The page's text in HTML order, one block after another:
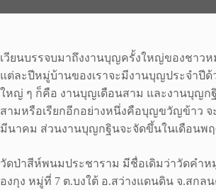
เวียนบรรจบมาถึงงานบุญครั้งใหญ่ของชาวห
แต่ละปีหมู่บ้านของเราจะมีงานบุญประจำปีด้
ใหญ่ ๆ ก็คือ งานบุญเดือนสาม และงานบุญก
สามหรือเรียกอีกอย่างหนึ่งคือบุญขวัญข้าว จ
มีนาคม ส่วนงานบุญกฐินจะจัดขึ้นในเดือนพ
วัดป่าสีห์พนมประชาราม มีชื่อเดิมว่าวัดคำ
องกุง หมู่ที่ 7 ต.บงใต้ อ.สว่างแดนดิน จ.สกล